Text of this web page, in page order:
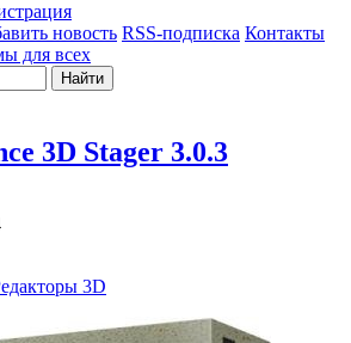
новость RSS-подписка Контакты
для всех
Найти
3D Stager 3.0.3
3D